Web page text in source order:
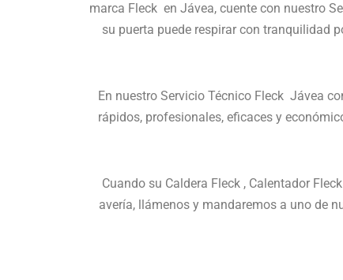
marca Fleck en Jávea, cuente con nuestro
su puerta puede respirar con tranquilidad
En nuestro Servicio Técnico Fleck Jávea
rápidos, profesionales, eficaces y
Cuando su Caldera Fleck , Calentador
avería, llámenos y mandaremos a uno de